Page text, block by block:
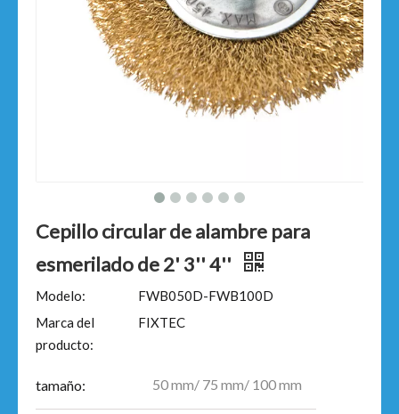
Cepillo circular de alambre para
esmerilado de 2' 3'' 4''
Modelo:
FWB050D-FWB100D
Marca del
producto:
FIXTEC
tamaño: 50 mm/ 75 mm/ 100 mm